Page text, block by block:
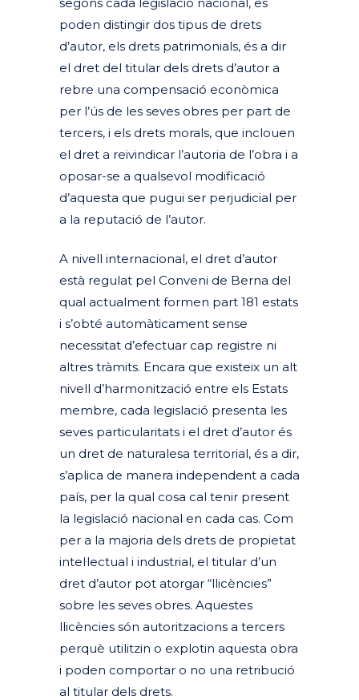
poden distingir dos tipus de drets
d’autor, els drets patrimonials, és a dir
el dret del titular dels drets d’autor a
rebre una compensació econòmica
per l’ús de les seves obres per part de
tercers, i els drets morals, que inclouen
el dret a reivindicar l’autoria de l’obra i a
oposar-se a qualsevol modificació
d’aquesta que pugui ser perjudicial per
a la reputació de l’autor.
A nivell internacional, el dret d’autor
està regulat pel Conveni de Berna del
qual actualment formen part 181 estats
i s’obté automàticament sense
necessitat d’efectuar cap registre ni
altres tràmits. Encara que existeix un alt
nivell d’harmonització entre els Estats
membre, cada legislació presenta les
seves particularitats i el dret d’autor és
un dret de naturalesa territorial, és a dir,
s’aplica de manera independent a cada
país, per la qual cosa cal tenir present
la legislació nacional en cada cas. Com
per a la majoria dels drets de propietat
intel·lectual i industrial, el titular d’un
dret d’autor pot atorgar “llicències”
sobre les seves obres. Aquestes
llicències són autoritzacions a tercers
perquè utilitzin o explotin aquesta obra
i poden comportar o no una retribució
al titular dels drets.